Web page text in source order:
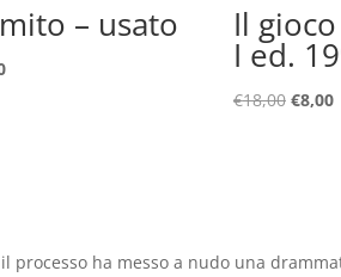
– usato
Il
Il
I ed.
€18,00 Il
€8,00Il
il processo ha messo a nudo una